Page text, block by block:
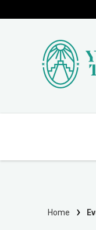
Home